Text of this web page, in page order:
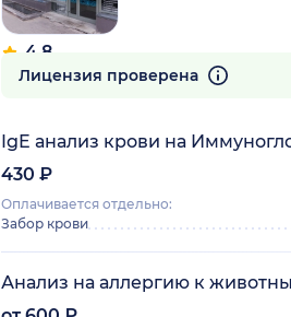
4.8
182 отзыва
Лицензия проверена
IgE анализ крови на
430 ₽
Оплачивается отдельно:
Забор крови
Анализ на аллергию к